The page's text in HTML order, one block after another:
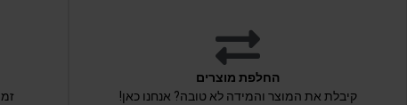
החלפת מוצרים
קיבלת את המוצר והמידה לא טובה? אנחנו כאן!